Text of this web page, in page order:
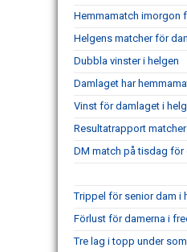
Hemmamatch imorgon
Helgens matcher för
Dubbla vinster i helgen
Damlaget har
Vinst för damlaget i
Resultatrapport
DM match på tisdag för
Trippel för senior dam i
Förlust för damerna i
Tre lag i topp under